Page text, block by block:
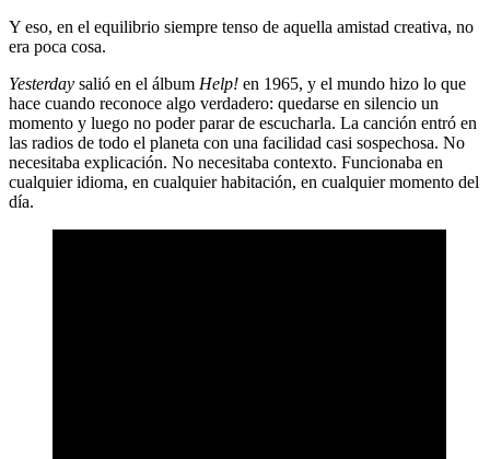
Y eso, en el equilibrio siempre tenso de aquella amistad creativa, no
era poca cosa.
Yesterday salió en el álbum Help! en 1965, y el mundo hizo lo que
hace cuando reconoce algo verdadero: quedarse en silencio un
momento y luego no poder parar de escucharla. La canción entró en
las radios de todo el planeta con una facilidad casi sospechosa. No
necesitaba explicación. No necesitaba contexto. Funcionaba en
cualquier idioma, en cualquier habitación, en cualquier momento del
día.